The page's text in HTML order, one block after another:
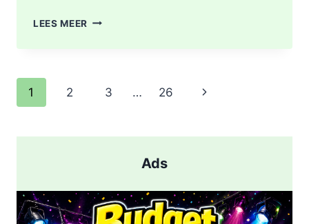
LEES MEER STROOMSTORING
Paginanavigatie
1 2 3 … 26
Volgende
Ads